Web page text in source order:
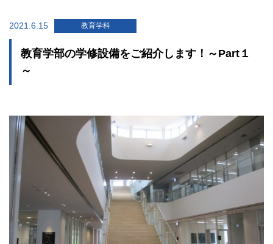
2021.6.15 教育学科
教育学部の学修設備をご紹介します！～Part１
～